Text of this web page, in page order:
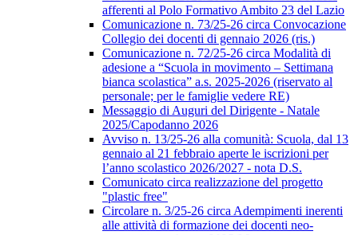
afferenti al Polo Formativo Ambito 23 del Lazio
Comunicazione n. 73/25-26 circa Convocazione
Collegio dei docenti di gennaio 2026 (ris.)
Comunicazione n. 72/25-26 circa Modalità di
adesione a “Scuola in movimento – Settimana
bianca scolastica” a.s. 2025-2026 (riservato al
personale; per le famiglie vedere RE)
Messaggio di Auguri del Dirigente - Natale
2025/Capodanno 2026
Avviso n. 13/25-26 alla comunità: Scuola, dal 13
gennaio al 21 febbraio aperte le iscrizioni per
l’anno scolastico 2026/2027 - nota D.S.
Comunicato circa realizzazione del progetto
"plastic free"
Circolare n. 3/25-26 circa Adempimenti inerenti
alle attività di formazione dei docenti neo-